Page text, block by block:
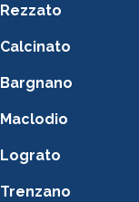
Lograto